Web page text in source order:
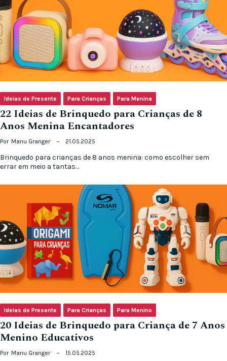
Ideias de Presente Para Crianças Para Menina
22 Ideias de Brinquedo para Crianças de 8
Anos Menina Encantadores
Por Manu Granger 21.05.2025
Brinquedo para crianças de 8 anos menina: como escolher sem
errar em meio a tantas…
Ideias de Presente Para Crianças Para Menino
20 Ideias de Brinquedo para Criança de 7 Anos
Menino Educativos
Por Manu Granger 15.05.2025